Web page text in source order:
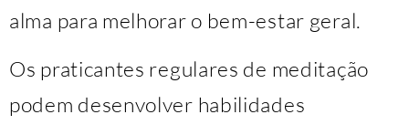
alma para melhorar o bem-estar geral.
Os praticantes regulares de meditação
podem desenvolver habilidades